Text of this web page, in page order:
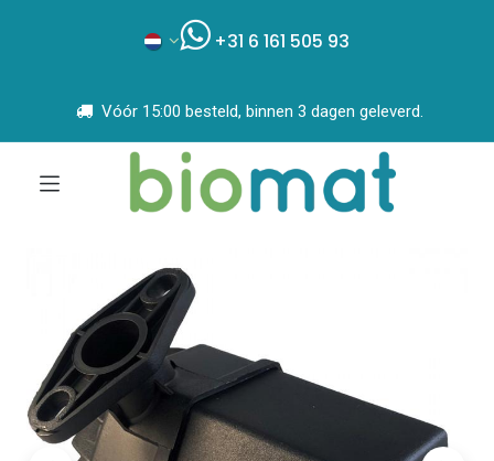
+31 6 161 505 93
Vóór 15:00 besteld, binnen 3 dagen geleverd.